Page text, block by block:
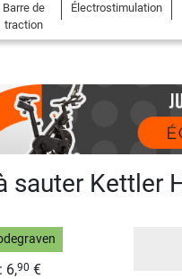
Barre de
traction
Électrostimulation
sauter Kettler
6,90 €